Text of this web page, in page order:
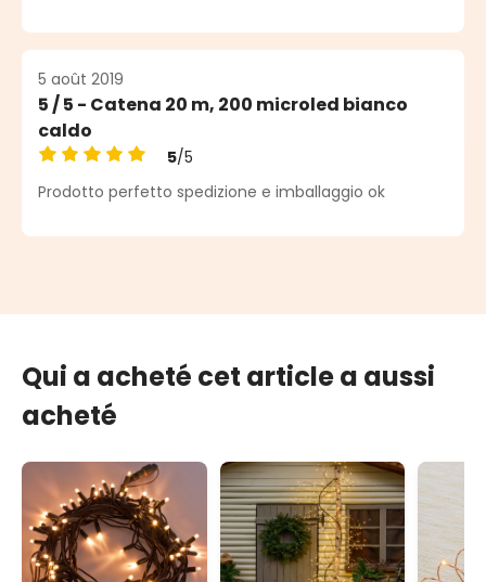
5 août 2019
5 / 5 - Catena 20 m, 200 microled bianco
caldo
Note moyenne de 5 sur 5 étoiles
5/5
Prodotto perfetto spedizione e imballaggio ok
Qui a acheté cet article a aussi
acheté